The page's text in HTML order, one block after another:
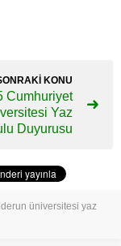
KONU
Cumhuriyet
Yaz
Duyurusu
üniversitesi yaz